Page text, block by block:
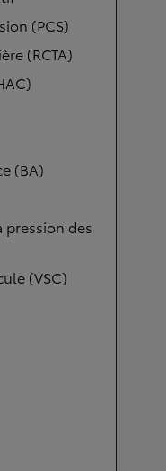
(PCS)
(RCTA)
(BA)
pression des
(VSC)